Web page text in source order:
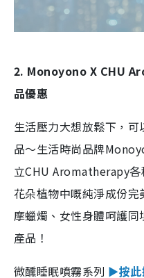
2. Monoyono X CHU
品優惠
生活壓力大想放鬆下，
品～生活時尚品牌
立CHU Aromatherapy各
花朵植物中嘅純淨成份
摩蠟燭、女性身體呵護
產品！
微醺睡眠噴霧系列 ►按此